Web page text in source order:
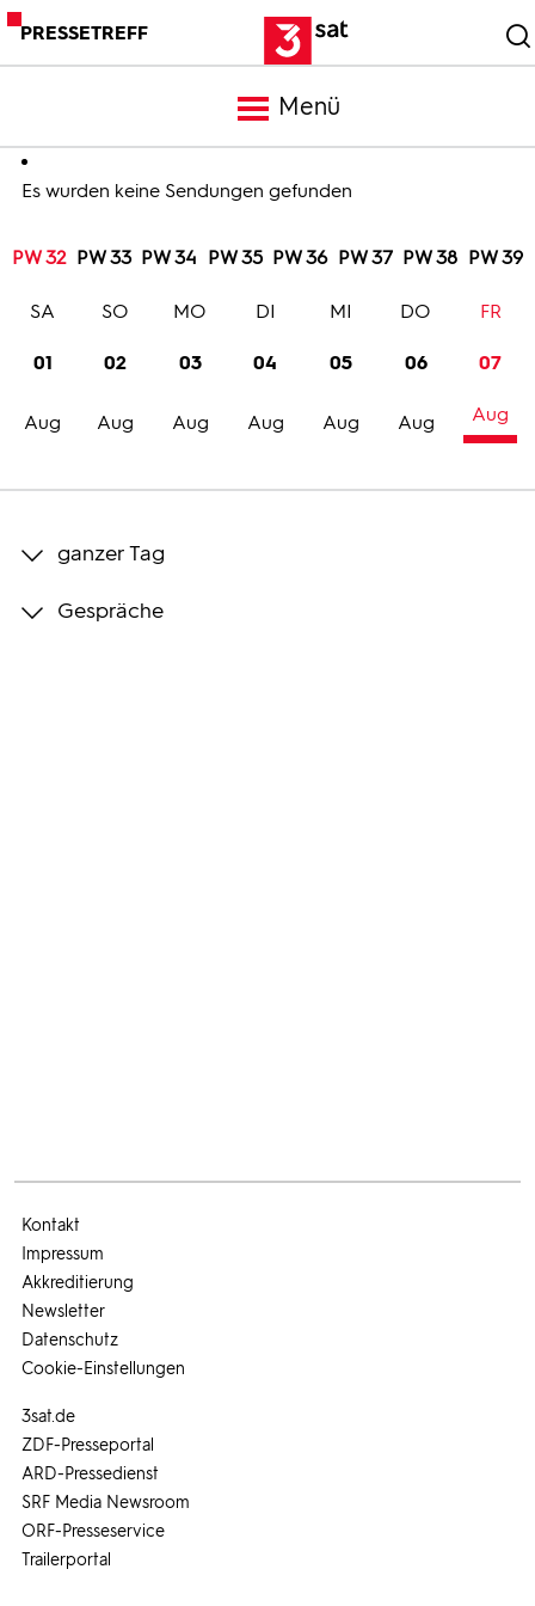
PRESSETREFF
Menü
Meldungen
Programm
Trailer
Bilder
Es wurden keine Sendungen gefunden
PW 32 PW 33 PW 34 PW 35 PW 36 PW 37 PW 38 PW 39
01
Aug
SA
02
Aug
SO
03
Aug
MO
04
Aug
DI
05
Aug
MI
06
Aug
DO
07
Aug
FR
ganzer Tag
Gespräche
3sat.de
ZDF-Presseportal
ARD-Pressedienst
SRF Media Newsroom
ORF-Presseservice
Trailerportal
Kontakt
Impressum
Akkreditierung
Newsletter
Datenschutz
Cookie-Einstellungen